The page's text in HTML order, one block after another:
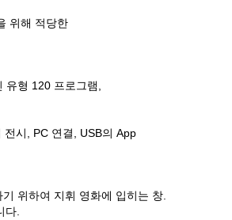
위해 적당한
유형 120 프로그램,
시, PC 연결, USB의 App
위하여 지휘 영화에 입히는 창.
다.